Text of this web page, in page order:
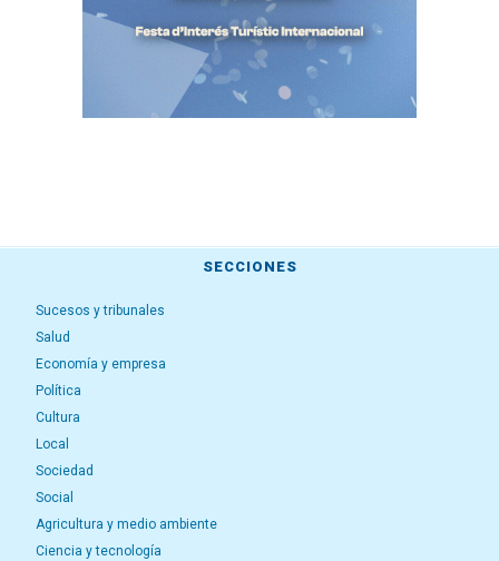
SECCIONES
Sucesos y tribunales
Salud
Economía y empresa
Política
Cultura
Local
Sociedad
Social
Agricultura y medio ambiente
Ciencia y tecnología